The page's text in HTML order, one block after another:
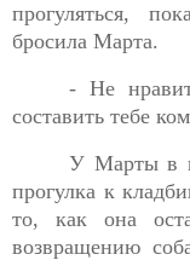
прогуляться,
бросила Марта.
- Не
составить тебе
У Марты в
прогулка к
то, как она
возвращению